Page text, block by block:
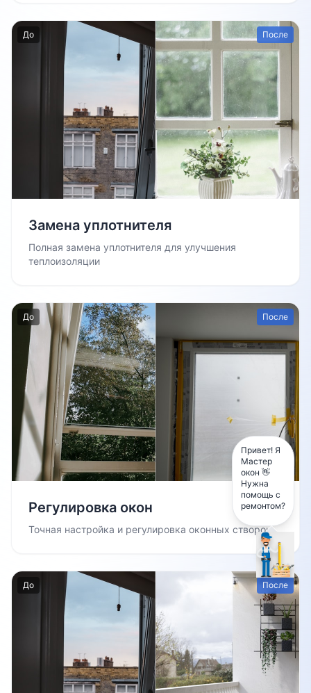
До После
Замена уплотнителя
Полная замена уплотнителя для улучшения
теплоизоляции
До После
Регулировка окон
Точная настройка и регулировка оконных створок
До После
Привет! Я
Мастер
окон 👋
Нужна
помощь с
ремонтом?